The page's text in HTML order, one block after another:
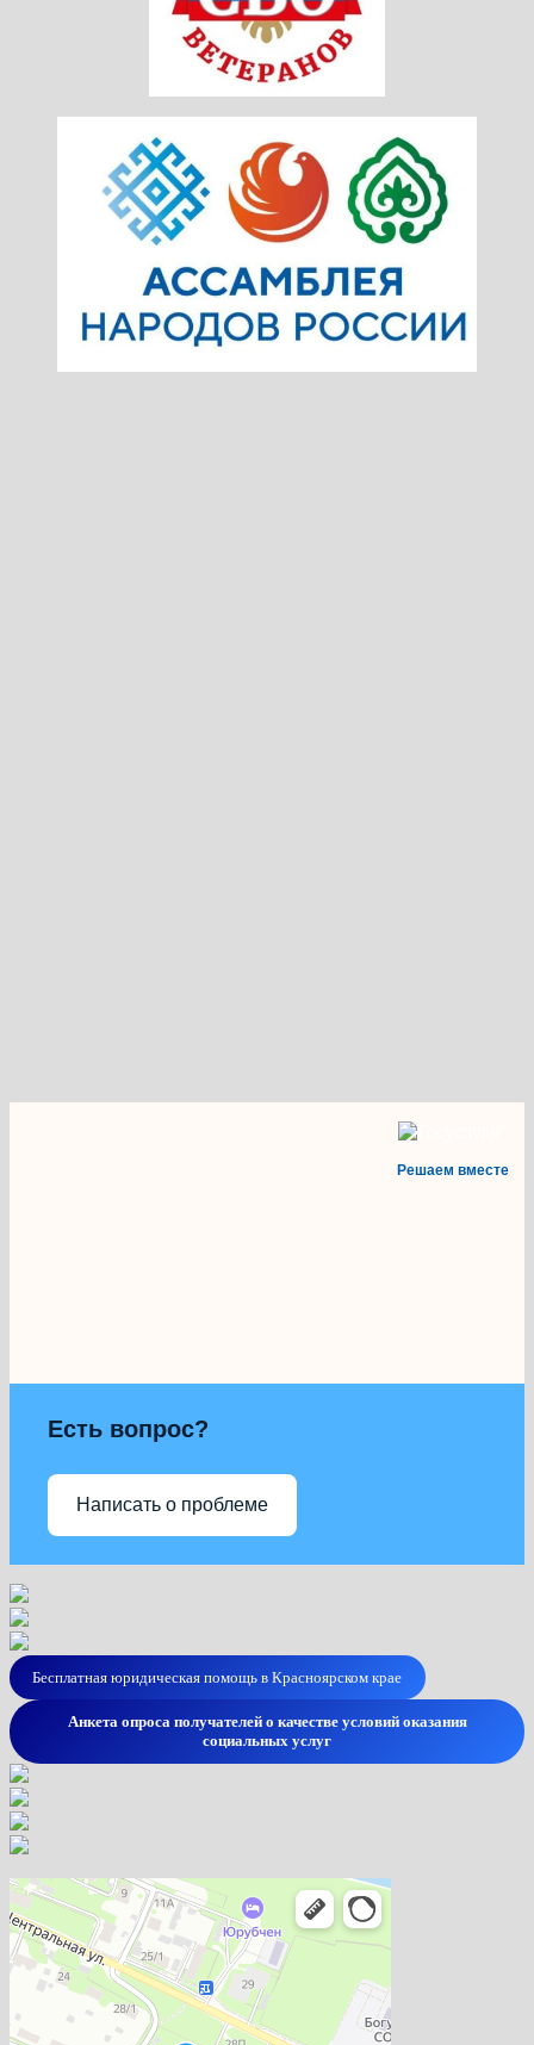
Решаем вместе
Есть вопрос?
Написать о проблеме
Бесплатная юридическая помощь в Красноярском крае
Анкета опроса получателей о качестве условий оказания
социальных услуг